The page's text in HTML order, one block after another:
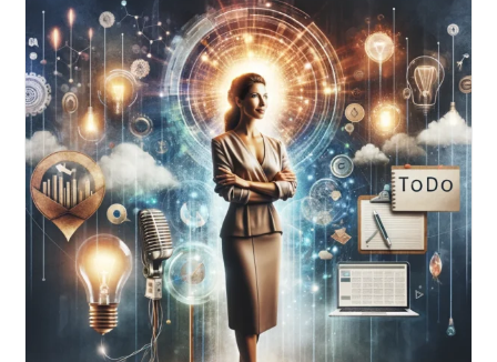
Umsetzung:
Warum
Echte
Schaffenskraft
Im
Verborgenen
Entsteht